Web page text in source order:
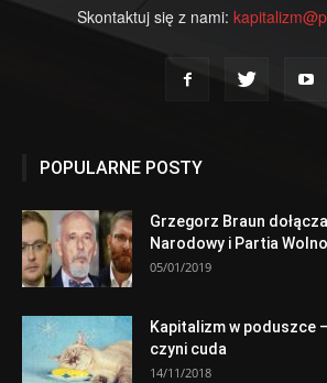
Skontaktuj się z nami:
POPULARNE POSTY
Grzegorz Braun
Narodowy i Partia
05/01/2019
Kapitalizm w poduszce
czyni cuda
14/11/2018